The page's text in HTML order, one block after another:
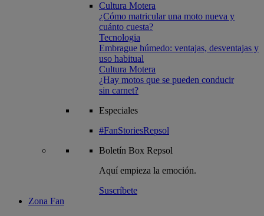
Cultura Motera
¿Cómo matricular una moto nueva y
cuánto cuesta?
Tecnologia
Embrague húmedo: ventajas, desventajas y
uso habitual
Cultura Motera
¿Hay motos que se pueden conducir
sin carnet?
Especiales
#FanStoriesRepsol
Boletín Box Repsol
Aquí empieza la emoción.
Suscríbete
Zona Fan